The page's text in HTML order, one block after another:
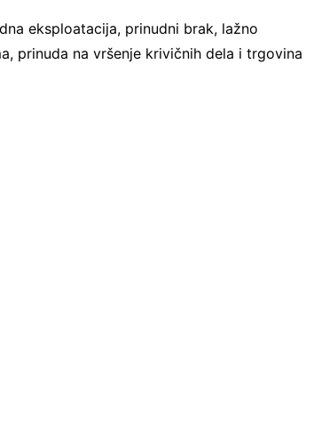
eksploatacija, prinudni brak, lažno
prinuda na vršenje krivičnih dela i trgovina